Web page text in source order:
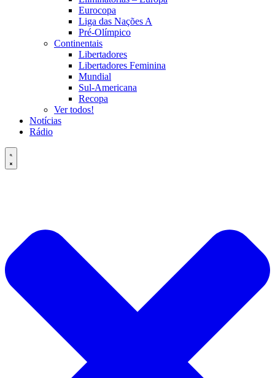
Eurocopa
Liga das Nações A
Pré-Olímpico
Continentais
Libertadores
Libertadores Feminina
Mundial
Sul-Americana
Recopa
Ver todos!
Notícias
Rádio